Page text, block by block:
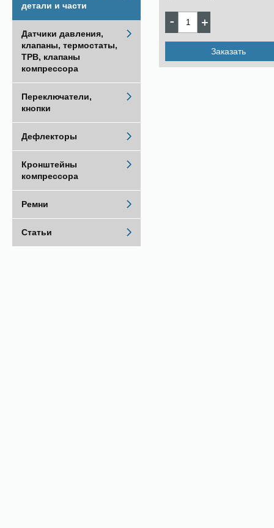
Заказать
детали и части
Датчики давления,
клапаны, термостаты,
ТРВ, клапаны
компрессора
Переключатели,
кнопки
Дефлекторы
Кронштейны
компрессора
Ремни
Статьи